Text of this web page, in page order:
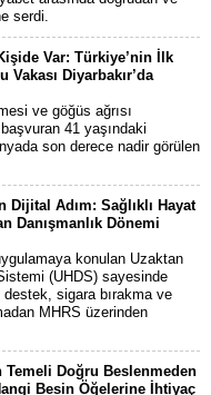
serdi.
Var: Türkiye’nin İlk
Diyarbakır’da
ve göğüs ağrısı
41 yaşındaki
son derece nadir görülen
Dijital Adım: Sağlıklı Hayat
Danışmanlık Dönemi
konulan Uzaktan
(UHDS) sayesinde
sigara bırakma ve
MHRS üzerinden
Temeli Doğru Beslenmeden
Besin Öğelerine İhtiyaç